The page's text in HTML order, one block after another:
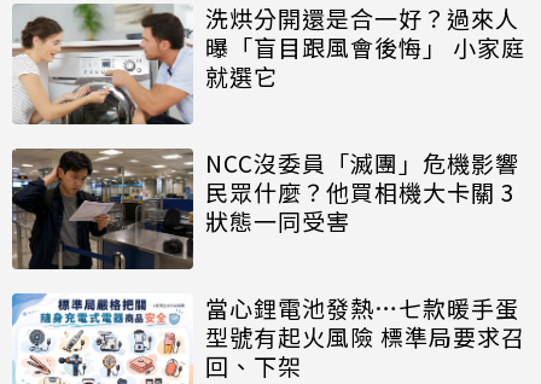
洗烘分開還是合一好？過來人
曝「盲目跟風會後悔」 小家庭
就選它
NCC沒委員「滅團」危機影響
民眾什麼？他買相機大卡關 3
狀態一同受害
當心鋰電池發熱…七款暖手蛋
型號有起火風險 標準局要求召
回、下架